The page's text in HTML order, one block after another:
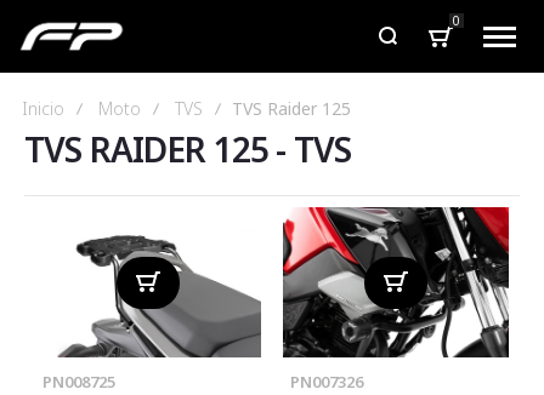
0
Inicio Moto TVS TVS Raider 125
TVS RAIDER 125- TVS
PN008725 PN007326